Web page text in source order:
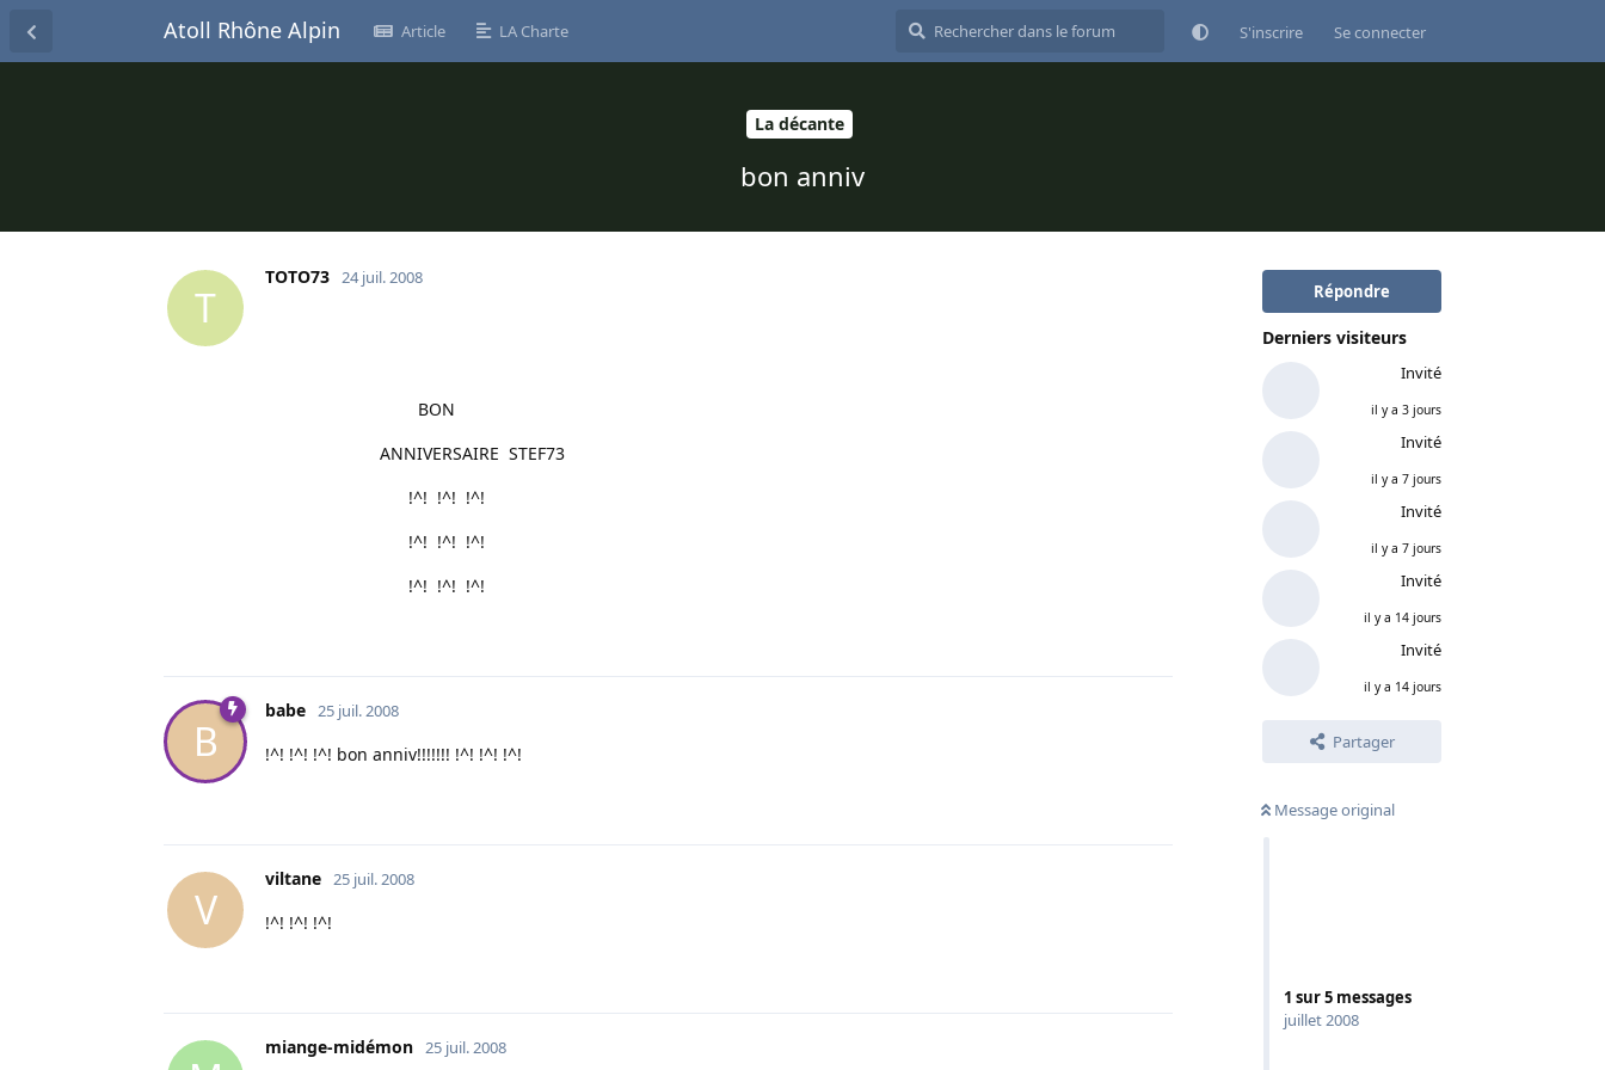
Atoll Rhône Alpin Article LA Charte S'inscrire Se connecter
La décante
bon anniv
Répondre
Derniers visiteurs
Invité
il y a 3 jours
Invité
il y a 7 jours
Invité
il y a 7 jours
Invité
il y a 14 jours
Invité
il y a 14 jours
Partager
Message original
1 sur5 messages
juillet 2008
T
TOTO73 24 juil. 2008
BON
ANNIVERSAIRE STEF73
!^! !^! !^!
!^! !^! !^!
!^! !^! !^!
B
babe 25 juil. 2008
!^! !^! !^! bon anniv!!!!!!! !^! !^! !^!
V
viltane 25 juil. 2008
!^! !^! !^!
miange-midémon 25 juil. 2008